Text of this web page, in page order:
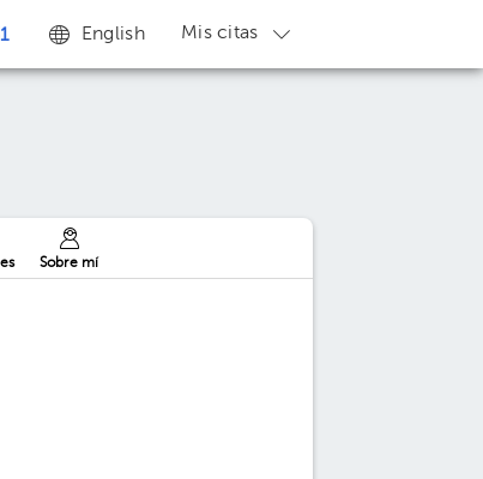
English Mis citas
Sobre mí